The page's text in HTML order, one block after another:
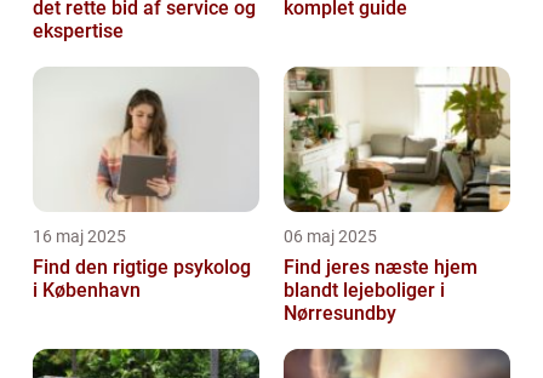
det rette bid af service og
ekspertise
komplet guide
16 maj 2025
Find den rigtige psykolog
i København
06 maj 2025
Find jeres næste hjem
blandt lejeboliger i
Nørresundby